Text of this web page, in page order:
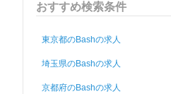
おすすめ検索条件
東京都のBashの求人
埼玉県のBashの求人
京都府のBashの求人